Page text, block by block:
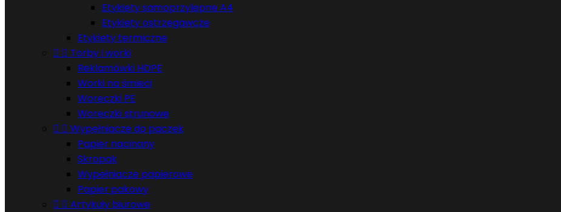
Etykiety samoprzylepne A4
Etykiety ostrzegawcze
Etykiety termiczne
  Torby i worki
Reklamówki HDPE
Worki na śmieci
Woreczki PE
Woreczki strunowe
  Wypełniacze do paczek
Papier nacinany
Skropak
Wypełniacze papierowe
Papier pakowy
  Artykuły biurowe